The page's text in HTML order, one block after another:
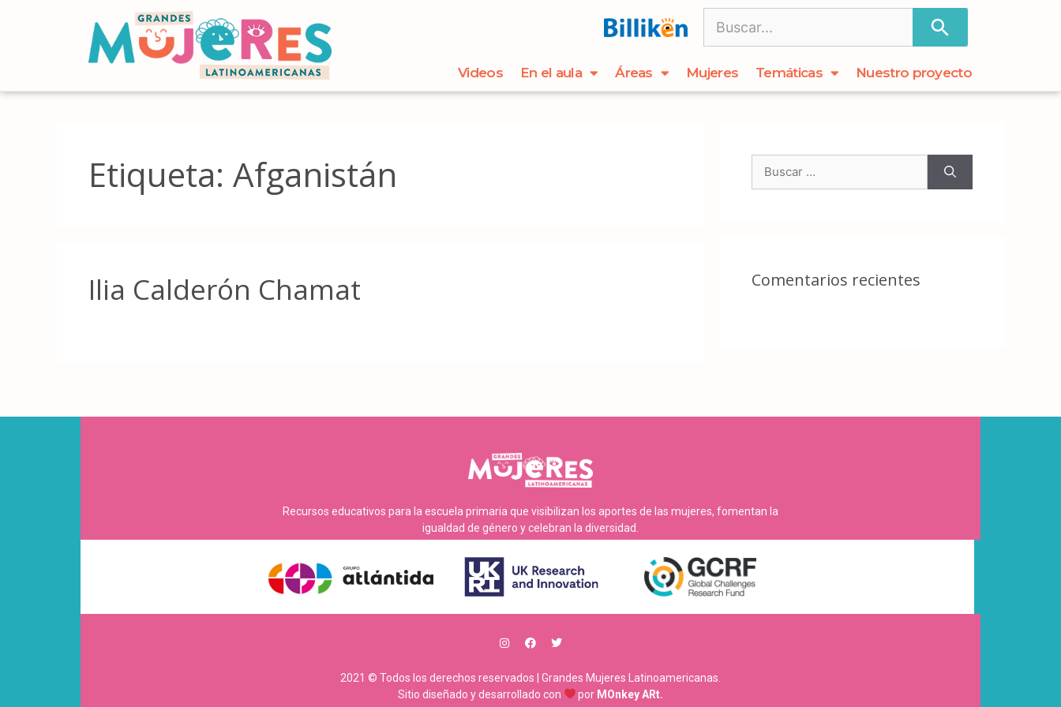
Videos En el aula Áreas Mujeres Temáticas Nuestro proyecto
Etiqueta: Afganistán
Ilia Calderón Chamat Comentarios recientes
Recursos educativos para la escuela primaria que visibilizan los aportes de las mujeres, fomentan la
igualdad de género y celebran la diversidad.
2021 © Todos los derechos reservados | Grandes Mujeres Latinoamericanas.
Sitio diseñado y desarrollado con
por MOnkey ARt.